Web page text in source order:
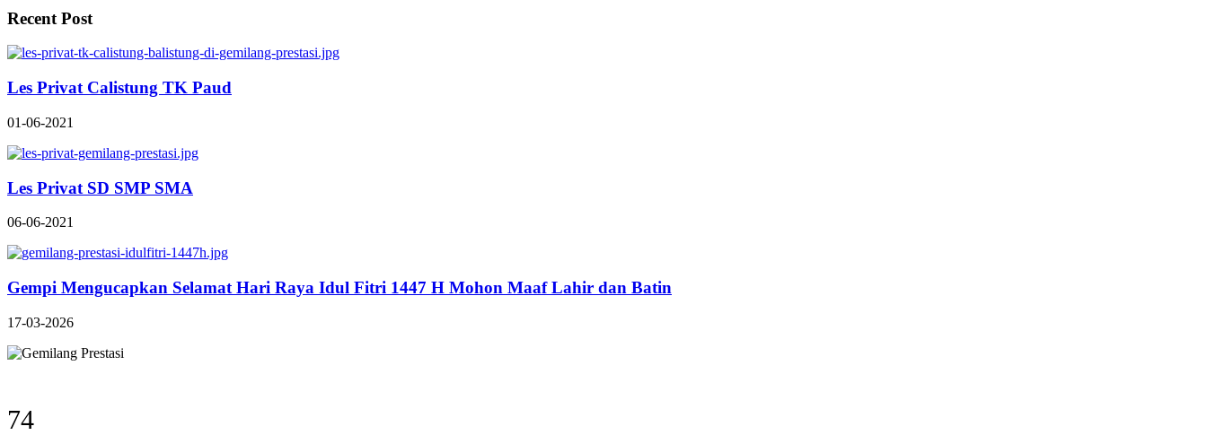
Recent Post
Les Privat Calistung TK Paud
01-06-2021
Les Privat SD SMP SMA
06-06-2021
Gempi Mengucapkan Selamat Hari Raya Idul Fitri 1447 H Mohon Maaf Lahir dan Batin
17-03-2026
74